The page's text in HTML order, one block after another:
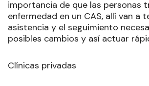
importancia de que las personas
enfermedad en un CAS, allí van a
asistencia y el seguimiento
posibles cambios y así actuar
Clínicas privadas